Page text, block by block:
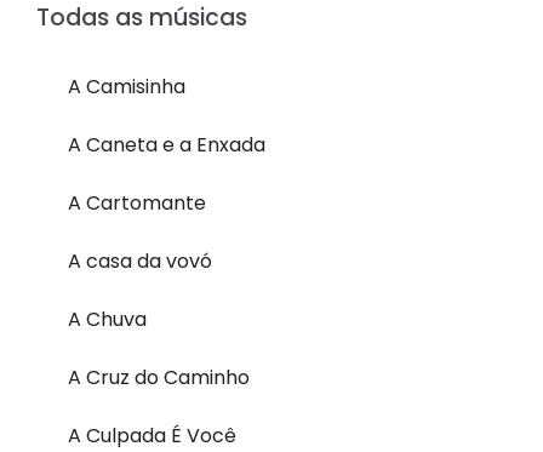
Todas as músicas
A Camisinha
A Caneta e a Enxada
A Cartomante
A casa da vovó
A Chuva
A Cruz do Caminho
A Culpada É Você